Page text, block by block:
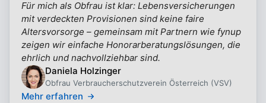
Für mich als Obfrau ist klar: Lebensversicherungen
mit verdeckten Provisionen sind keine faire
Altersvorsorge – gemeinsam mit Partnern wie fynup
zeigen wir einfache Honorarberatungslösungen, die
ehrlich und nachvollziehbar sind.
Daniela Holzinger
Obfrau Verbraucherschutzverein Österreich (VSV)
Mehr erfahren